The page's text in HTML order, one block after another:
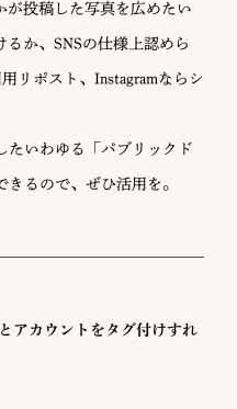
が投稿した写真を広めたい
か、SNSの仕様上認めら
リポスト、Instagramならシ
たいわゆる「パブリックド
るので、ぜひ活用を。
アカウントをタグ付けすれ